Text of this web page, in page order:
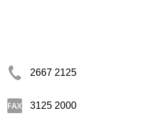
2667 2125
3125 2000